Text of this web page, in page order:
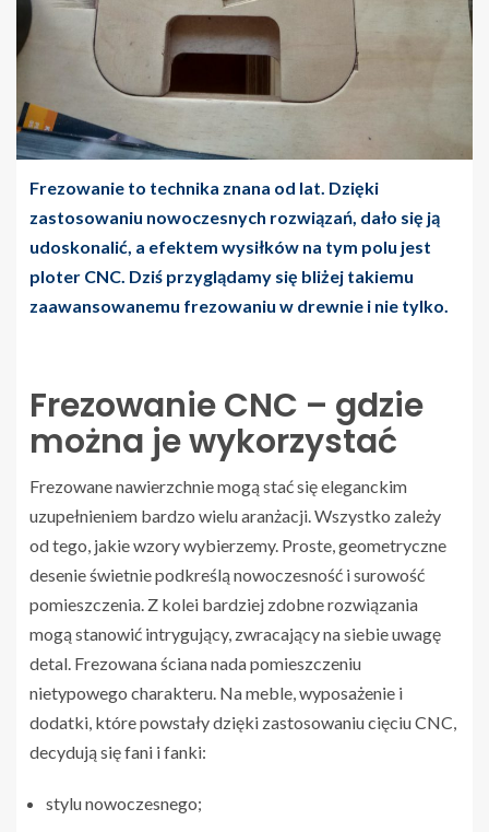
Frezowanie to technika znana od lat. Dzięki
zastosowaniu nowoczesnych rozwiązań, dało się ją
udoskonalić, a efektem wysiłków na tym polu jest
ploter CNC. Dziś przyglądamy się bliżej takiemu
zaawansowanemu frezowaniu w drewnie i nie tylko.
Frezowanie CNC – gdzie
można je wykorzystać
Frezowane nawierzchnie mogą stać się eleganckim
uzupełnieniem bardzo wielu aranżacji. Wszystko zależy
od tego, jakie wzory wybierzemy. Proste, geometryczne
desenie świetnie podkreślą nowoczesność i surowość
pomieszczenia. Z kolei bardziej zdobne rozwiązania
mogą stanowić intrygujący, zwracający na siebie uwagę
detal. Frezowana ściana nada pomieszczeniu
nietypowego charakteru. Na meble, wyposażenie i
dodatki, które powstały dzięki zastosowaniu cięciu CNC,
decydują się fani i fanki:
stylu nowoczesnego;